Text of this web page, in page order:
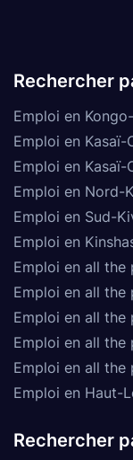
Rechercher
Emploi en
Emploi en Kasaï-
Emploi en Kasaï-
Emploi en Nord-
Emploi en Sud-
Emploi en
Emploi en all the
Emploi en all the
Emploi en all the
Emploi en all the
Emploi en all the
Emploi en Haut-
Rechercher